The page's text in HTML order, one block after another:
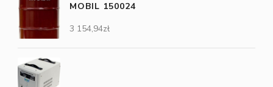
MOBIL 150024
3 154,94zł